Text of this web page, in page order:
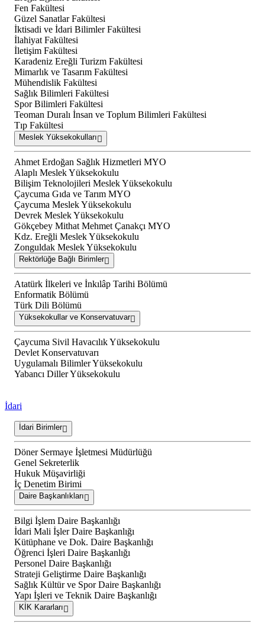
Fen Fakültesi
Güzel Sanatlar Fakültesi
İktisadi ve İdari Bilimler Fakültesi
İlahiyat Fakültesi
İletişim Fakültesi
Karadeniz Ereğli Turizm Fakültesi
Mimarlık ve Tasarım Fakültesi
Mühendislik Fakültesi
Sağlık Bilimleri Fakültesi
Spor Bilimleri Fakültesi
Teoman Duralı İnsan ve Toplum Bilimleri Fakültesi
Tıp Fakültesi
Meslek Yüksekokulları
Ahmet Erdoğan Sağlık Hizmetleri MYO
Alaplı Meslek Yüksekokulu
Bilişim Teknolojileri Meslek Yüksekokulu
Çaycuma Gıda ve Tarım MYO
Çaycuma Meslek Yüksekokulu
Devrek Meslek Yüksekokulu
Gökçebey Mithat Mehmet Çanakçı MYO
Kdz. Ereğli Meslek Yüksekokulu
Zonguldak Meslek Yüksekokulu
Rektörlüğe Bağlı Birimler
Atatürk İlkeleri ve İnkılâp Tarihi Bölümü
Enformatik Bölümü
Türk Dili Bölümü
Yüksekokullar ve Konservatuvar
Çaycuma Sivil Havacılık Yüksekokulu
Devlet Konservatuvarı
Uygulamalı Bilimler Yüksekokulu
Yabancı Diller Yüksekokulu
İdari
İdari Birimler
Döner Sermaye İşletmesi Müdürlüğü
Genel Sekreterlik
Hukuk Müşavirliği
İç Denetim Birimi
Daire Başkanlıkları
Bilgi İşlem Daire Başkanlığı
İdari Mali İşler Daire Başkanlığı
Kütüphane ve Dok. Daire Başkanlığı
Öğrenci İşleri Daire Başkanlığı
Personel Daire Başkanlığı
Strateji Geliştirme Daire Başkanlığı
Sağlık Kültür ve Spor Daire Başkanlığı
Yapı İşleri ve Teknik Daire Başkanlığı
KİK Kararları